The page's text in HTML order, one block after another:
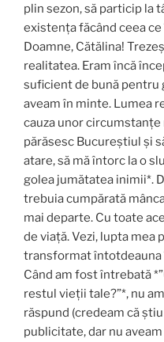
plin sezon, să particip la
existența făcând ceea
Doamne, Cătălina!
realitatea. Eram încă
suficient de bună pentru
aveam în minte. Lumea
cauza unor
părăsesc Bucureștiul și
atare, să mă întorc la o
golea jumătatea inimii*.
trebuia cumpărată
mai departe. Cu toate
de viață. Vezi, lupta mea
transformat
Când am fost întrebată
restul vieții tale?”*, nu
răspund (credeam că
publicitate, dar nu